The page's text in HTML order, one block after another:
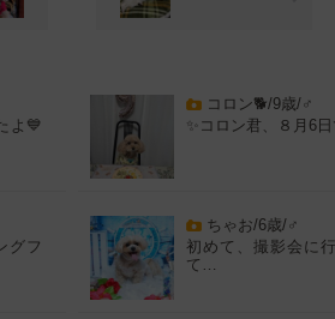
よ💙
コロン🐕/9歳/♂
✨コロン君、８月6
グフ
ちゃお/6歳/♂
初めて、撮影会に
て…